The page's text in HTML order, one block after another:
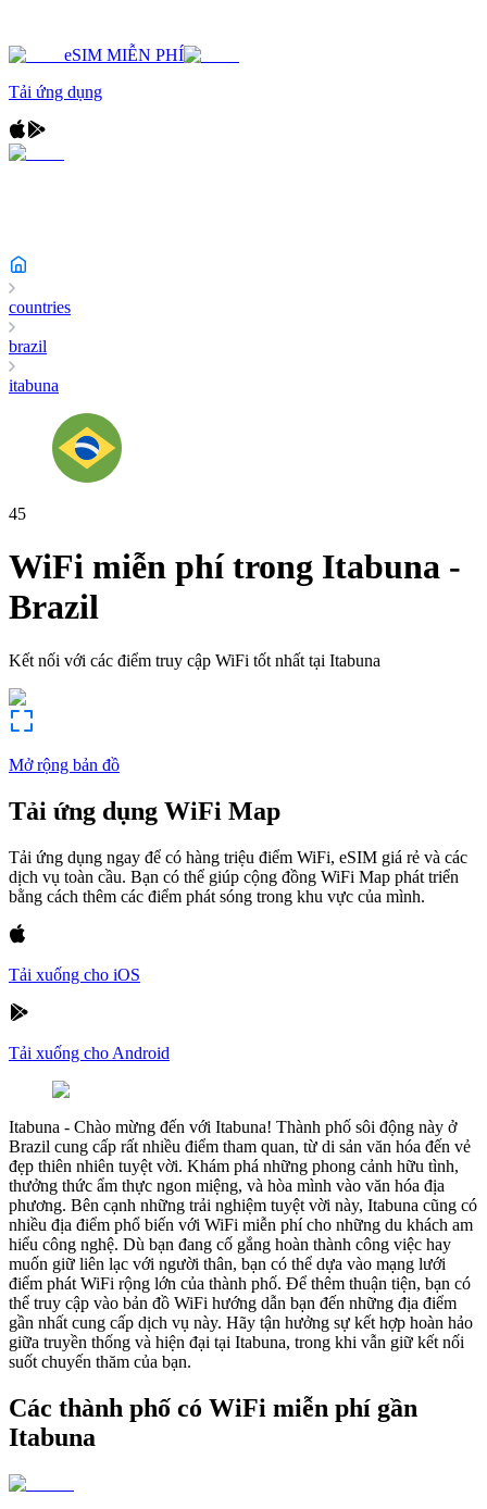
eSIM MIỄN PHÍ
Tải ứng dụng
countries
brazil
itabuna
45
WiFi miễn phí trong Itabuna -
Brazil
Kết nối với các điểm truy cập WiFi tốt nhất tại Itabuna
Mở rộng bản đồ
Tải ứng dụng WiFi Map
Tải ứng dụng ngay để có hàng triệu điểm WiFi, eSIM giá rẻ và các
dịch vụ toàn cầu. Bạn có thể giúp cộng đồng WiFi Map phát triển
bằng cách thêm các điểm phát sóng trong khu vực của mình.
Tải xuống cho iOS
Tải xuống cho Android
Itabuna - Chào mừng đến với Itabuna! Thành phố sôi động này ở
Brazil cung cấp rất nhiều điểm tham quan, từ di sản văn hóa đến vẻ
đẹp thiên nhiên tuyệt vời. Khám phá những phong cảnh hữu tình,
thưởng thức ẩm thực ngon miệng, và hòa mình vào văn hóa địa
phương. Bên cạnh những trải nghiệm tuyệt vời này, Itabuna cũng có
nhiều địa điểm phổ biến với WiFi miễn phí cho những du khách am
hiểu công nghệ. Dù bạn đang cố gắng hoàn thành công việc hay
muốn giữ liên lạc với người thân, bạn có thể dựa vào mạng lưới
điểm phát WiFi rộng lớn của thành phố. Để thêm thuận tiện, bạn có
thể truy cập vào bản đồ WiFi hướng dẫn bạn đến những địa điểm
gần nhất cung cấp dịch vụ này. Hãy tận hưởng sự kết hợp hoàn hảo
giữa truyền thống và hiện đại tại Itabuna, trong khi vẫn giữ kết nối
suốt chuyến thăm của bạn.
Các thành phố có WiFi miễn phí gần
Itabuna